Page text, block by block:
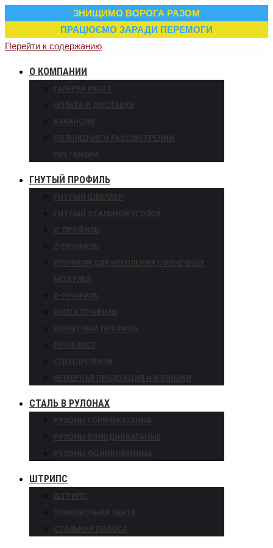
ЗНИЩИМО ВОРОГА РАЗОМ
ПРАЦЮЄМО ЗАРАДИ ПЕРЕМОГИ
Перейти к содержанию
О КОМПАНИИ
ГАЛЕРЕЯ РАБОТ
ОПЛАТА И ДОСТАВКА
ВАКАНСИИ
ПОЛОЖЕНИЕ О РАССМОТРЕНИИ
ПРЕТЕНЗИЙ
ГНУТЫЙ ПРОФИЛЬ
ГНУТЫЙ ШВЕЛЛЕР
ГНУТЫЙ СТАЛЬНОЙ УГОЛОК
С-ПРОФИЛЬ
Z-ПРОФИЛЬ
ПРОФИЛИ ДЛЯ КРЕПЛЕНИЯ СОЛНЕЧНЫХ
МОДУЛЕЙ
Σ-ПРОФИЛЬ
ОМЕГА ПРОФИЛЬ
КОРЫТНЫЙ ПРОФИЛЬ
ПРОФЛИСТ
СПЕЦПРОФИЛИ
НЕМЕРНАЯ ПРОДУКЦИЯ И ИЗЛИШКИ
СТАЛЬ В РУЛОНАХ
РУЛОНЫ ГОРЯЧЕКАТАНЫЕ
РУЛОНЫ ХОЛОДНОКАТАНЫЕ
РУЛОНЫ ОЦИНКОВАННЫЕ
ШТРИПС
ШТРИПС
УПАКОВОЧНАЯ ЛЕНТА
СТАЛЬНАЯ ПОЛОСА